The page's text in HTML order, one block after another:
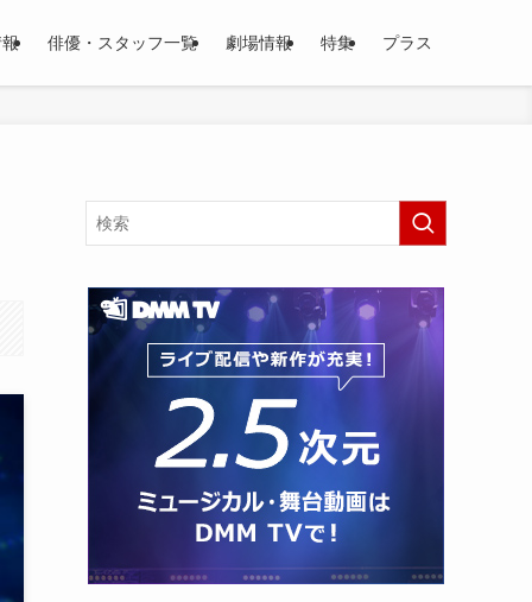
俳優・スタッフ一覧 劇場情報 特集 プラス